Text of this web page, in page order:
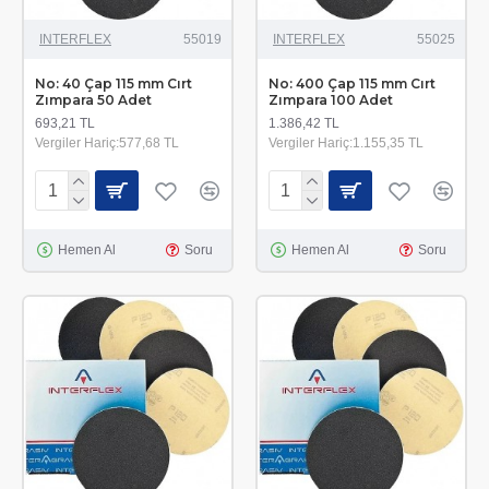
INTERFLEX 55019
No: 40 Çap 115 mm Cırt
Zımpara 50 Adet
693,21 TL
Vergiler Hariç:577,68 TL
Hemen Al Soru
INTERFLEX 55025
No: 400 Çap 115 mm Cırt
Zımpara 100 Adet
1.386,42 TL
Vergiler Hariç:1.155,35 TL
Hemen Al Soru